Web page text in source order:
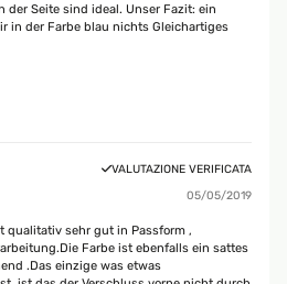
der Seite sind ideal. Unser Fazit: ein
in der Farbe blau nichts Gleichartiges
VALUTAZIONE VERIFICATA
05/05/2019
qualitativ sehr gut in Passform ,
Farbe ist ebenfalls ein sattes
.Das einzige was etwas